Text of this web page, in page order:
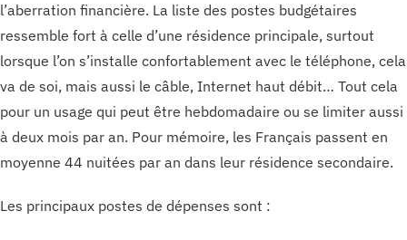
l’aberration financière. La liste des postes budgétaires
ressemble fort à celle d’une résidence principale, surtout
lorsque l’on s’installe confortablement avec le téléphone, cela
va de soi, mais aussi le câble, Internet haut débit… Tout cela
pour un usage qui peut être hebdomadaire ou se limiter aussi
à deux mois par an. Pour mémoire, les Français passent en
moyenne 44 nuitées par an dans leur résidence secondaire.
Les principaux postes de dépenses sont :